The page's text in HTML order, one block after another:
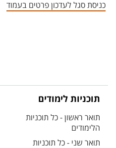
כניסת סגל לעדכון פרטים בעמוד
תוכניות לימודים
תואר ראשון - כל תוכניות
הלימודים
תואר שני - כל תוכניות